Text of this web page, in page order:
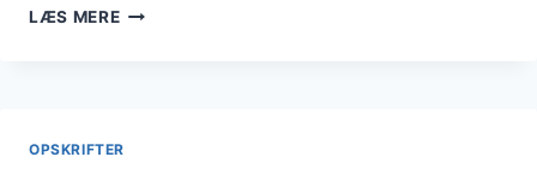
LÆS MERESKINKESTANG
OPSKRIFTER